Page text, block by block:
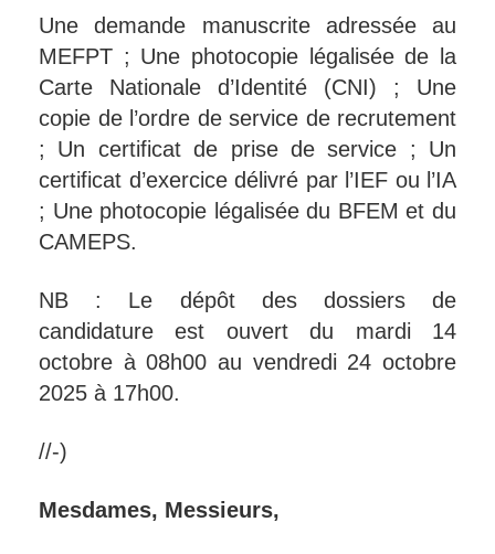
Une demande manuscrite adressée au
MEFPT ; Une photocopie légalisée de la
Carte Nationale d’Identité (CNI) ; Une
copie de l’ordre de service de recrutement
; Un certificat de prise de service ; Un
certificat d’exercice délivré par l’IEF ou l’IA
; Une photocopie légalisée du BFEM et du
CAMEPS.
NB : Le dépôt des dossiers de
candidature est ouvert du mardi 14
octobre à 08h00 au vendredi 24 octobre
2025 à 17h00.
//-)
Mesdames, Messieurs,